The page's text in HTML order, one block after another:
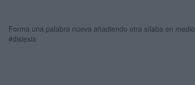
Forma una palabra nueva añadiendo otra sílaba en medio
#dislexia